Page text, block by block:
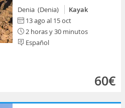
Denia (Denia)
Kayak
13 ago al 15 oct
2 horas y 30 minutos
Español
60€